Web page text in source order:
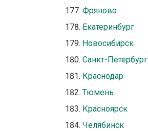
Фряново
Екатеринбург
Новосибирск
Санкт-Петербург
Краснодар
Тюмень
Красноярск
Челябинск